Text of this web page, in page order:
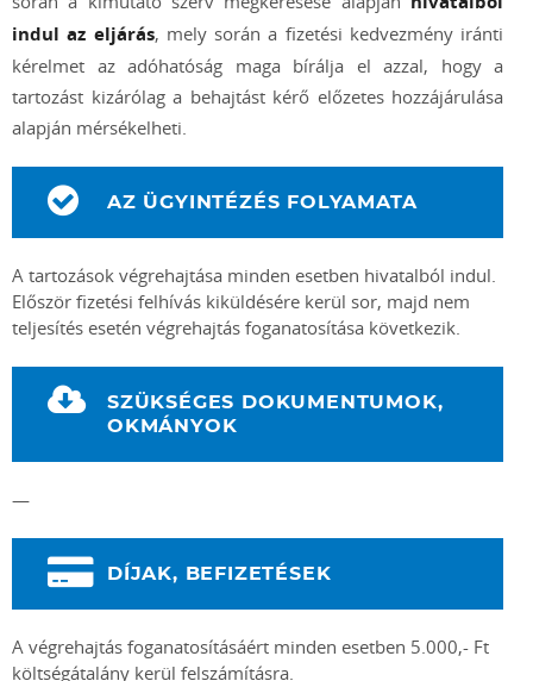
indul az eljárás, mely során a fizetési kedvezmény iránti
kérelmet az adóhatóság maga bírálja el azzal, hogy a
tartozást kizárólag a behajtást kérő előzetes hozzájárulása
alapján mérsékelheti.
AZ ÜGYINTÉZÉS FOLYAMATA
A tartozások végrehajtása minden esetben hivatalból indul.
Először fizetési felhívás kiküldésére kerül sor, majd nem
teljesítés esetén végrehajtás foganatosítása következik.
SZÜKSÉGES DOKUMENTUMOK,
OKMÁNYOK
—
DÍJAK, BEFIZETÉSEK
A végrehajtás foganatosításáért minden esetben 5.000,- Ft
költségátalány kerül felszámításra.